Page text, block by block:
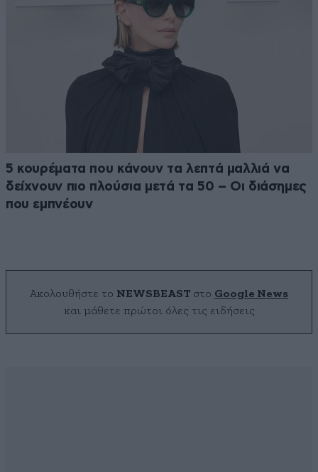
5 κουρέματα που κάνουν τα λεπτά μαλλιά να
δείχνουν πιο πλούσια μετά τα 50 – Οι διάσημες
που εμπνέουν
Ακολουθήστε το NEWSBEAST στο Google News
και μάθετε πρώτοι όλες τις ειδήσεις